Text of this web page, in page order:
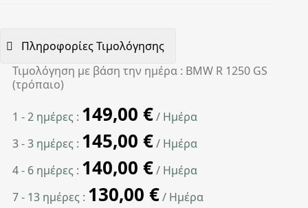
Πληροφορίες Τιμολόγησης
Τιμολόγηση με βάση την ημέρα : BMW R 1250 GS
(τρόπαιο)
1 - 2 ημέρες : 149,00 €/ Ημέρα
3 - 3 ημέρες : 145,00 €/ Ημέρα
4 - 6 ημέρες : 140,00 €/ Ημέρα
7 - 13 ημέρες : 130,00 €/ Ημέρα